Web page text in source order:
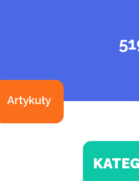
Artykuły